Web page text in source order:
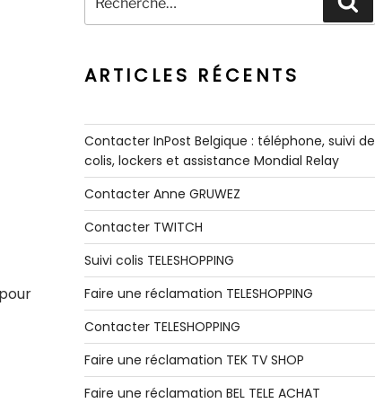
pour
:
ARTICLES RÉCENTS
Contacter InPost Belgique : téléphone, suivi de
colis, lockers et assistance Mondial Relay
Contacter Anne GRUWEZ
Contacter TWITCH
Suivi colis TELESHOPPING
Faire une réclamation TELESHOPPING
Contacter TELESHOPPING
Faire une réclamation TEK TV SHOP
Faire une réclamation BEL TELE ACHAT